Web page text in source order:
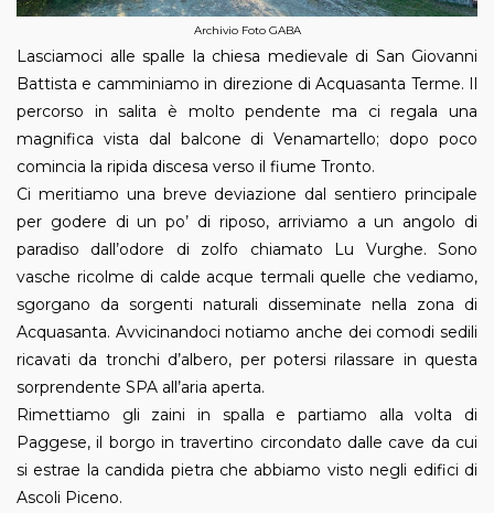
Archivio Foto GABA
Lasciamoci alle spalle la chiesa medievale di San Giovanni
Battista e camminiamo in direzione di Acquasanta Terme. Il
percorso in salita è molto pendente ma ci regala una
magnifica vista dal balcone di Venamartello; dopo poco
comincia la ripida discesa verso il fiume Tronto.
Ci meritiamo una breve deviazione dal sentiero principale
per godere di un po’ di riposo, arriviamo a un angolo di
paradiso dall’odore di zolfo chiamato Lu Vurghe. Sono
vasche ricolme di calde acque termali quelle che vediamo,
sgorgano da sorgenti naturali disseminate nella zona di
Acquasanta. Avvicinandoci notiamo anche dei comodi sedili
ricavati da tronchi d’albero, per potersi rilassare in questa
sorprendente SPA all’aria aperta.
Rimettiamo gli zaini in spalla e partiamo alla volta di
Paggese, il borgo in travertino circondato dalle cave da cui
si estrae la candida pietra che abbiamo visto negli edifici di
Ascoli Piceno.